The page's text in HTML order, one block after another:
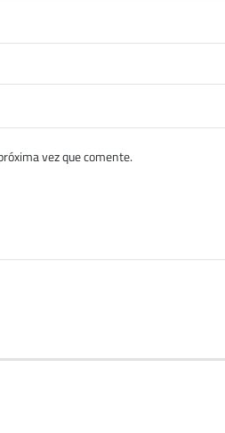
vez que comente.